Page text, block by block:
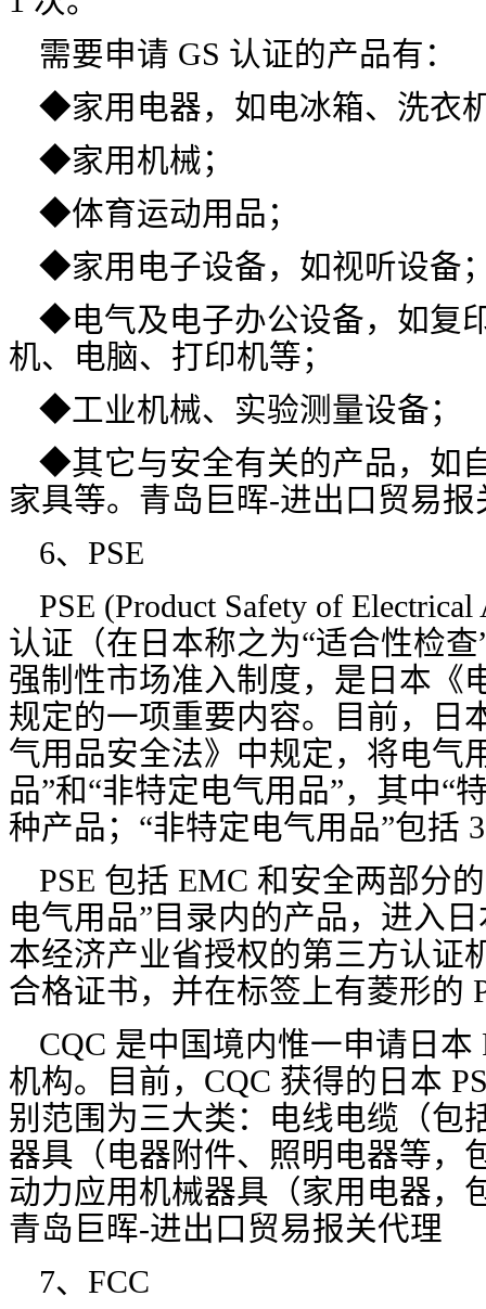
需要申请 GS 认证的产品有：
◆家用电器，如电冰箱、洗衣
◆家用机械；
◆体育运动用品；
◆家用电子设备，如视听设备
◆电气及电子办公设备，如复
机、电脑、打印机等；
◆工业机械、实验测量设备；
◆其它与安全有关的产品，如
家具等。青岛巨晖-进出口贸易报
6、PSE
PSE (Product Safety of
认证（在日本称之为“适合性检
强制性市场准入制度，是日本《
规定的一项重要内容。目前，日
气用品安全法》中规定，将电气
品”和“非特定电气用品”，其中“
种产品；“非特定电气用品”包括
PSE 包括 EMC 和安全两部分
电气用品”目录内的产品，进入
本经济产业省授权的第三方认证
合格证书，并在标签上有菱形的
CQC 是中国境内惟一申请日本
机构。目前，CQC 获得的日本
别范围为三大类：电线电缆（包
器具（电器附件、照明电器等，
动力应用机械器具（家用电器，
青岛巨晖-进出口贸易报关代理
7、FCC